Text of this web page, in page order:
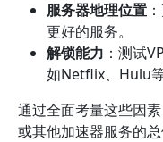
服务器地理位置
更好的服务。
解锁能力 ：测试
如Netflix、Hulu等
通过全面考量这些因
或其他加速器服务的总